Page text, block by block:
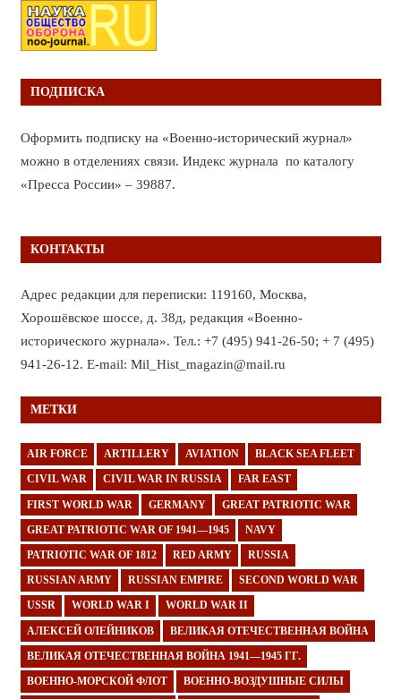
ПОДПИСКА
Оформить подписку на «Военно-исторический журнал»
можно в отделениях связи. Индекс журнала по каталогу
«Пресса России» – 39887.
КОНТАКТЫ
Адрес редакции для переписки: 119160, Москва,
Хорошёвское шоссе, д. 38д, редакция «Военно-
исторического журнала». Тел.: +7 (495) 941-26-50; + 7 (495)
941-26-12. E-mail: Mil_Hist_magazin@mail.ru
МЕТКИ
AIR FORCE ARTILLERY AVIATION BLACK SEA FLEET
CIVIL WAR CIVIL WAR IN RUSSIA FAR EAST
FIRST WORLD WAR GERMANY GREAT PATRIOTIC WAR
GREAT PATRIOTIC WAR OF 1941—1945 NAVY
PATRIOTIC WAR OF 1812 RED ARMY RUSSIA
RUSSIAN ARMY RUSSIAN EMPIRE SECOND WORLD WAR
USSR WORLD WAR I WORLD WAR II
АЛЕКСЕЙ ОЛЕЙНИКОВ ВЕЛИКАЯ ОТЕЧЕСТВЕННАЯ ВОЙНА
ВЕЛИКАЯ ОТЕЧЕСТВЕННАЯ ВОЙНА 1941—1945 ГГ.
ВОЕННО-МОРСКОЙ ФЛОТ ВОЕННО-ВОЗДУШНЫЕ СИЛЫ